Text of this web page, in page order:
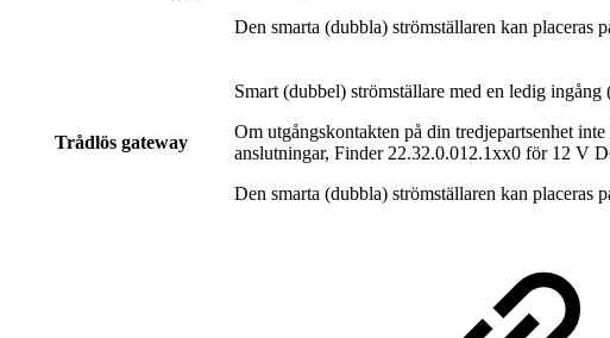
Den smarta (dubbla) strömställaren kan
Trådlös gateway
Smart (dubbel) strömställare med en ledig
Om utgångskontakten på din tredjepartsenhet inte
anslutningar, Finder 22.32.0.012.1xx0 för 12 V
Den smarta (dubbla) strömställaren kan